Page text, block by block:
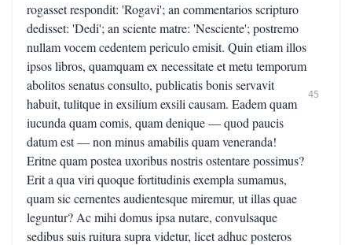
rogasset respondit: 'Rogavi'; an commentarios scripturo
dedisset: 'Dedi'; an sciente matre: 'Nesciente'; postremo
nullam vocem cedentem periculo emisit. Quin etiam illos
ipsos libros, quamquam ex necessitate et metu temporum
abolitos senatus consulto, publicatis bonis servavit
habuit, tulitque in exsilium exsili causam. Eadem quam
iucunda quam comis, quam denique — quod paucis
datum est — non minus amabilis quam veneranda!
Eritne quam postea uxoribus nostris ostentare possimus?
Erit a qua viri quoque fortitudinis exempla sumamus,
quam sic cernentes audientesque miremur, ut illas quae
leguntur? Ac mihi domus ipsa nutare, convulsaque
sedibus suis ruitura supra videtur, licet adhuc posteros
45